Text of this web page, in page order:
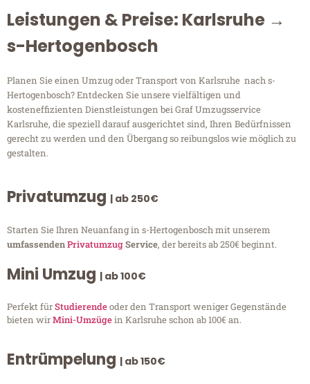
Leistungen & Preise: Karlsruhe →
s-Hertogenbosch
Planen Sie einen Umzug oder Transport von Karlsruhe nach s-
Hertogenbosch? Entdecken Sie unsere vielfältigen und
kosteneffizienten Dienstleistungen bei Graf Umzugsservice
Karlsruhe, die speziell darauf ausgerichtet sind, Ihren Bedürfnissen
gerecht zu werden und den Übergang so reibungslos wie möglich zu
gestalten.
Privatumzug | ab 250€
Starten Sie Ihren Neuanfang in s-Hertogenbosch mit unserem
umfassendenPrivatumzugService, der bereits ab 250€ beginnt.
Mini Umzug | ab 100€
Perfekt fürStudierendeoder den Transport weniger Gegenstände
bieten wirMini-Umzügein Karlsruhe schon ab 100€ an.
Entrümpelung | ab 150€